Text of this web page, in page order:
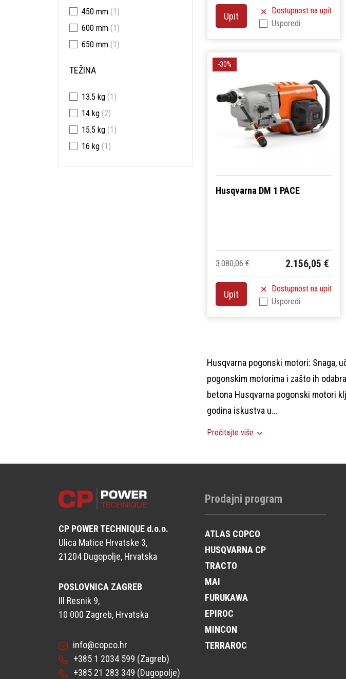
450 mm (1)
600 mm (1)
650 mm (1)
TEŽINA
13.5 kg (1)
14 kg (2)
15.5 kg (1)
16 kg (1)
Upit
Dostupnost na upit
Usporedi
Husqvarna DM 1 PACE
3.080,06 € 2.156,05 €
Upit
Dostupnost na upit
Usporedi
-30%
Husqvarna pogonski motori: Snaga,
pogonskim motorima i zašto ih
betona Husqvarna pogonski motori
godina iskustva u...
Pročitajte više
CP POWER TECHNIQUE d.o.o.
Ulica Matice Hrvatske 3,
21204 Dugopolje, Hrvatska
POSLOVNICA ZAGREB
III Resnik 9,
10 000 Zagreb, Hrvatska
info@copco.hr
+385 1 2034 599 (Zagreb)
+385 21 283 349 (Dugopolje)
Prodajni program
ATLAS COPCO
HUSQVARNA CP
TRACTO
MAI
FURUKAWA
EPIROC
MINCON
TERRAROC